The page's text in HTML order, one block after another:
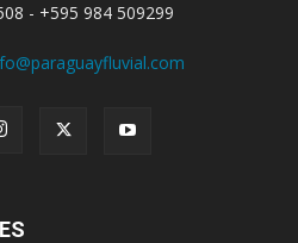
- +595 984 509299